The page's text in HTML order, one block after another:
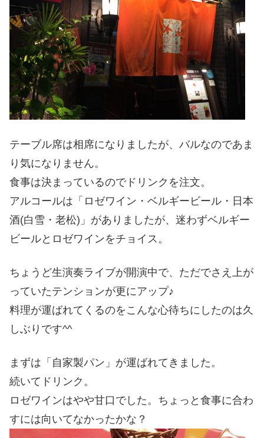
テーブル席は相席になりましたが、バルなのであま
り気になりません。
食事は決まっているのでドリンクを注文。
アルコールは「ロゼワイン・ベルギービール・日本
酒(白雪・老松)」がありましたが、迷わずベルギー
ビールとロゼワインをチョイス。
ちょうど生演奏ライブが開演中で、ただでさえ上が
っていたテンションが更にアップ♪
料理が運ばれてくるのをこんな心待ちにしたのは久
しぶりです^^
まずは「自家製パン」が運ばれてきました。
続いてドリンク。
ロゼワインはやや甘口でした。ちょっと食事に合わ
すには向いてなかったかな？